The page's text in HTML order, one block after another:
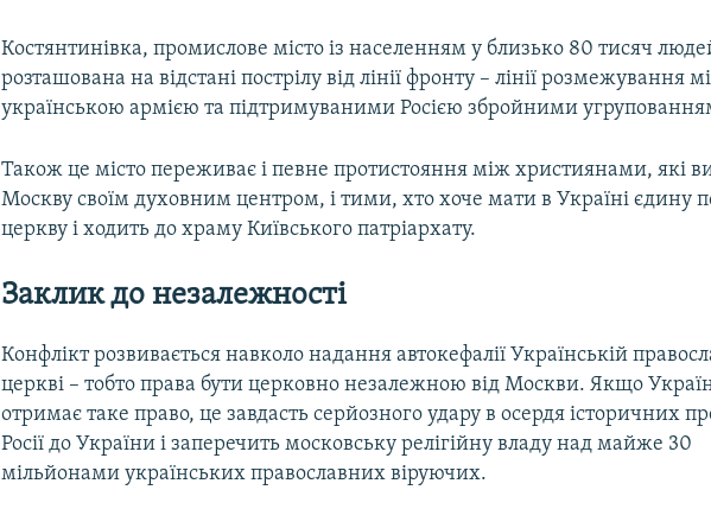
Костянтинівка, промислове місто із населенням у близько 80 тисяч
розташована на відстані пострілу від лінії фронту – лінії розмежування
українською армією та підтримуваними Росією збройними
Також це місто переживає і певне протистояння між християнами, які
Москву своїм духовним центром, і тими, хто хоче мати в Україні єдину
церкву і ходить до храму Київського патріархату.
Заклик до незалежності
Конфлікт розвивається навколо надання автокефалії Українській
церкві – тобто права бути церковно незалежною від Москви. Якщо
отримає таке право, це завдасть серйозного удару в осердя історичних
Росії до України і заперечить московську релігійну владу над майже 30
мільйонами українських православних віруючих.